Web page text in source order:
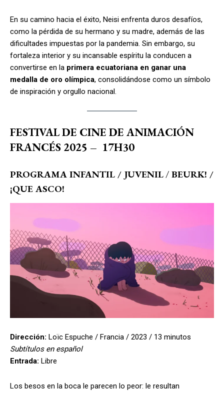
En su camino hacia el éxito, Neisi enfrenta duros desafíos,
como la pérdida de su hermano y su madre, además de las
dificultades impuestas por la pandemia. Sin embargo, su
fortaleza interior y su incansable espíritu la conducen a
convertirse en la primera ecuatoriana en ganar una
medalla de oro olímpica, consolidándose como un símbolo
de inspiración y orgullo nacional.
FESTIVAL DE CINE DE ANIMACIÓN
FRANCÉS 2025 – 17H30
PROGRAMA INFANTIL / JUVENIL/ BEURK! /
¡QUE ASCO!
Dirección: Loïc Espuche / Francia / 2023 / 13 minutos
Subtítulos en español
Entrada: Libre
Los besos en la boca le parecen lo peor: le resultan